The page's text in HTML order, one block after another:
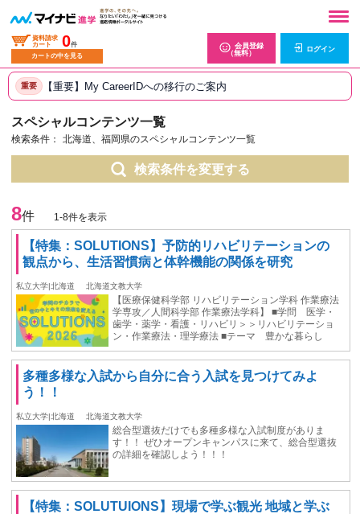
資料請求
カート
0件
カートの中を見る
会員登録
（無料）
ログイン
重要 【重要】My CareerIDへの移行のご案内
スペシャルコンテンツ一覧
検索条件： 北海道、福岡県のスペシャルコンテンツ一覧
検索条件を変更する
8件 1-8件を表示
【特集：SOLUTIONS】予防的リハビリテーションの
観点から、生活習慣病と体幹機能の関係を研究
私立大学|北海道 北海道文教大学
【医療保健科学部 リハビリテーション学科 作業療法
学専攻／人間科学部 作業療法学科】 ■学問 医学・
歯学・薬学・看護・リハビリ＞＞リハビリテーショ
ン・作業療法・理学療法 ■テーマ 豊かな暮らし
多種多様な入試から自分に合う入試を見つけてみよ
う！！
私立大学|北海道 北海道文教大学
総合型選抜だけでも多種多様な入試制度がありま
す！！ ぜひオープンキャンパスに来て、総合型選抜
の詳細を確認しよう！！！
【特集：SOLUTUIONS】現場で学ぶ観光 地域と学ぶ